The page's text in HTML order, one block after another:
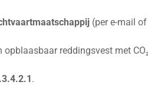
(per e-mail
opblaasbaar reddingsvest met
.